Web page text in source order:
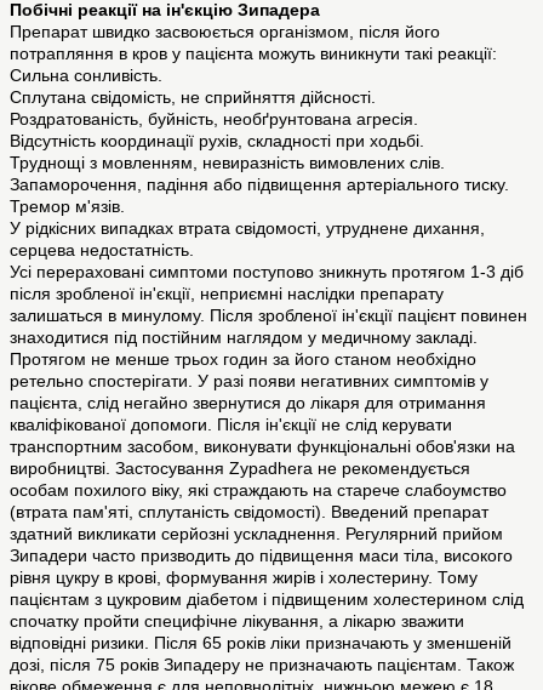
Побічні реакції на ін'єкцію Зипадера
Препарат швидко засвоюється організмом, після його
потрапляння в кров у пацієнта можуть виникнути такі реакції:
Сильна сонливість.
Сплутана свідомість, не сприйняття дійсності.
Роздратованість, буйність, необґрунтована агресія.
Відсутність координації рухів, складності при ходьбі.
Труднощі з мовленням, невиразність вимовлених слів.
Запаморочення, падіння або підвищення артеріального тиску.
Тремор м'язів.
У рідкісних випадках втрата свідомості, утруднене дихання,
серцева недостатність.
Усі перераховані симптоми поступово зникнуть протягом 1-3 діб
після зробленої ін'єкції, неприємні наслідки препарату
залишаться в минулому. Після зробленої ін'єкції пацієнт повинен
знаходитися під постійним наглядом у медичному закладі.
Протягом не менше трьох годин за його станом необхідно
ретельно спостерігати. У разі появи негативних симптомів у
пацієнта, слід негайно звернутися до лікаря для отримання
кваліфікованої допомоги. Після ін'єкції не слід керувати
транспортним засобом, виконувати функціональні обов'язки на
виробництві. Застосування Zypadhera не рекомендується
особам похилого віку, які страждають на старече слабоумство
(втрата пам'яті, сплутаність свідомості). Введений препарат
здатний викликати серйозні ускладнення. Регулярний прийом
Зипадери часто призводить до підвищення маси тіла, високого
рівня цукру в крові, формування жирів і холестерину. Тому
пацієнтам з цукровим діабетом і підвищеним холестерином слід
спочатку пройти специфічне лікування, а лікарю зважити
відповідні ризики. Після 65 років ліки призначають у зменшеній
дозі, після 75 років Зипадеру не призначають пацієнтам. Також